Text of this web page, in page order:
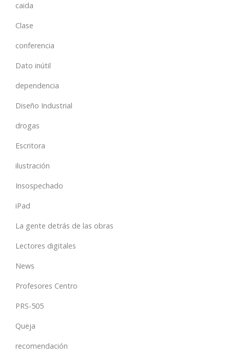
caida
Clase
conferencia
Dato inútil
dependencia
Diseño Industrial
drogas
Escritora
ilustración
Insospechado
iPad
La gente detrás de las obras
Lectores digitales
News
Profesores Centro
PRS-505
Queja
recomendación